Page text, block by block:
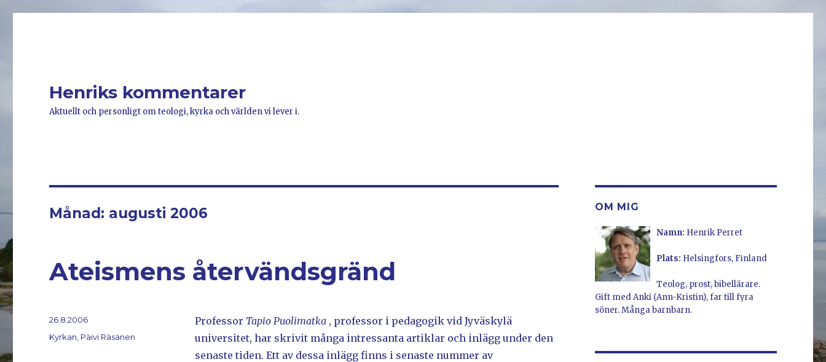
Henriks kommentarer
Aktuellt och personligt om teologi, kyrka och världen vi lever i.
Månad: augusti 2006
Ateismens återvändsgränd
Professor Tapio Puolimatka, professor i pedagogik vid Jyväskylä
universitet, har skrivit många intressanta artiklar och inlägg under den
senaste tiden. Ett av dessa inlägg finns i senaste nummer av
Postat
26.8.2006
Kategorier
Kyrkan, Päivi Räsänen
OM MIG
Namn: Henrik Perret
Plats: Helsingfors, Finland
Teolog, prost, bibellärare.
Gift med Anki (Ann-Kristin), far till fyra
söner. Många barnbarn.